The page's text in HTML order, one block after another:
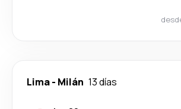
Lima- Milán 13 días